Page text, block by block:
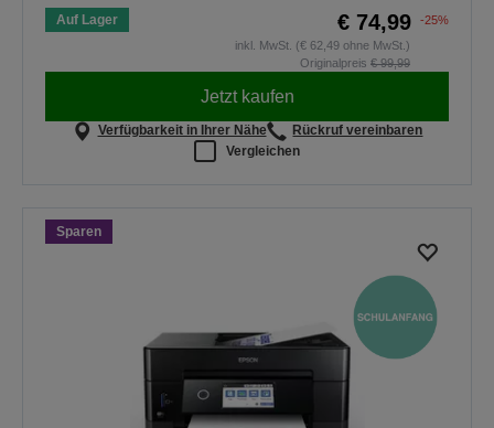
Auf Lager € 74,99
-25%
inkl. MwSt. (€ 62,49 ohne MwSt.)
Originalpreis € 99,99
Jetzt kaufen
Verfügbarkeit in Ihrer Nähe
Rückruf vereinbaren
Vergleichen
Sparen